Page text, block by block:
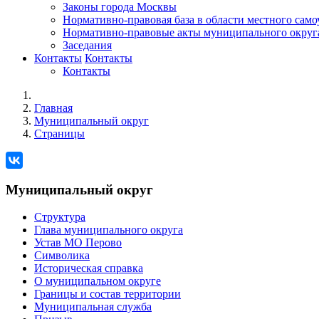
Законы города Москвы
Нормативно-правовая база в области местного
Нормативно-правовые акты муниципального
Заседания
Контакты Контакты
Контакты
Главная
Муниципальный округ
Страницы
Муниципальный округ
Структура
Глава муниципального округа
Устав МО Перово
Символика
Историческая справка
О муниципальном округе
Границы и состав территории
Муниципальная служба